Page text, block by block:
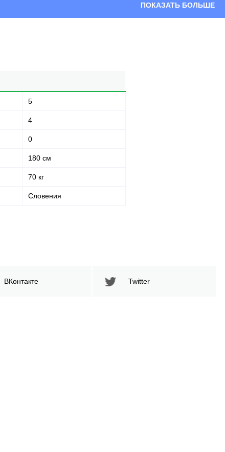
ПОКАЗАТЬ БОЛЬШЕ
5
4
0
180 см
70 кг
Словения
ВКонтакте Twitter